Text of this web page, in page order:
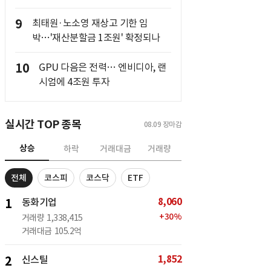
9
최태원·노소영 재상고 기한 임
박…'재산분할금 1조원' 확정되나
10
GPU 다음은 전력… 엔비디아, 랜
시엄에 4조원 투자
실시간 TOP 종목 08.09 장마감
상승 하락 거래대금 거래량
전체 코스피 코스닥 ETF
1 동화기업
거래량 1,338,415
거래대금 105.2억
8,060
+30%
2 신스틸 1,852